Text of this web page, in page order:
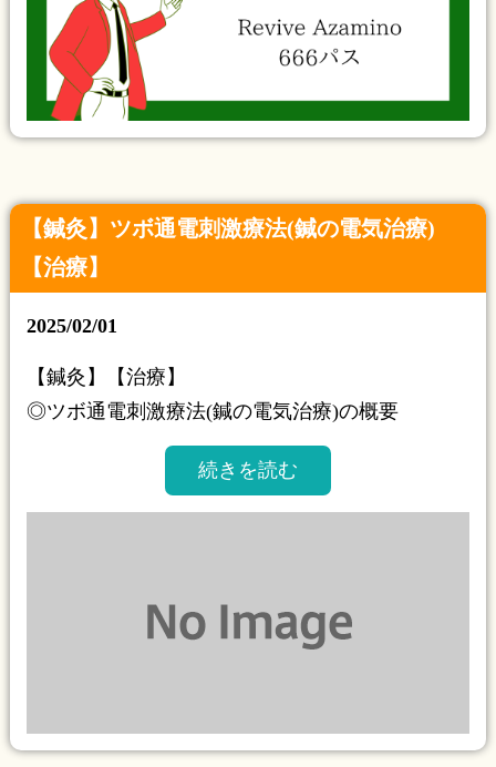
【鍼灸】ツボ通電刺激療法(鍼の電気治療)
【治療】
2025/02/01
【鍼灸】【治療】
◎ツボ通電刺激療法(鍼の電気治療)の概要
続きを読む